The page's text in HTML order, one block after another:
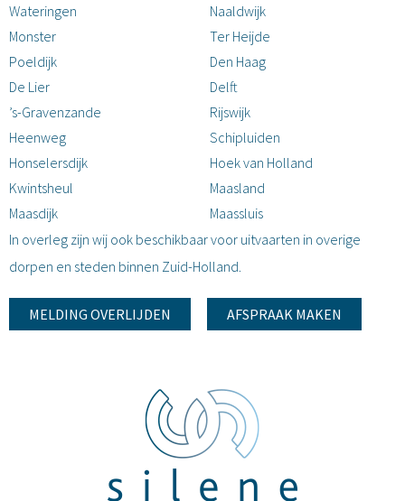
Wateringen
Monster
Poeldijk
De Lier
’s-Gravenzande
Heenweg
Honselersdijk
Kwintsheul
Maasdijk
Naaldwijk
Ter Heijde
Den Haag
Delft
Rijswijk
Schipluiden
Hoek van Holland
Maasland
Maassluis
In overleg zijn wij ook beschikbaar voor uitvaarten in overige
dorpen en steden binnen Zuid-Holland.
MELDING OVERLIJDEN AFSPRAAK MAKEN